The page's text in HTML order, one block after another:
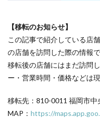
【移転のお知らせ】
この記事で紹介している店
の店舗を訪問した際の情報で
移転後の店舗にはまだ訪問
ー・営業時間・価格などは
移転先：810-0011 福岡市
MAP： https://